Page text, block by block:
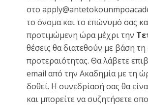
στο
το όνομα και το επώνυμό σας
προτιμώμενη ώρα μέχρι την
θέσεις θα διατεθούν με βάση τη
προτεραιότητας. Θα λάβετε
email από την Ακαδημία με τη
δοθεί. Η συνεδρίασή σας θα
και μπορείτε να συζητήσετε